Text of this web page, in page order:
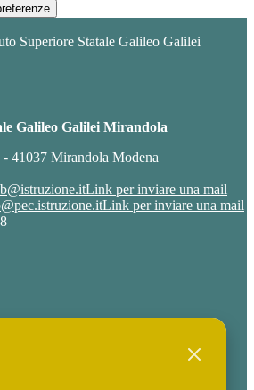
Superiore Statale Galileo Galilei
Galileo Galilei Mirandola
41037 Mirandola Modena
Link per inviare una mail
Link per inviare una mail
chatbot Jobi
il Pubblico